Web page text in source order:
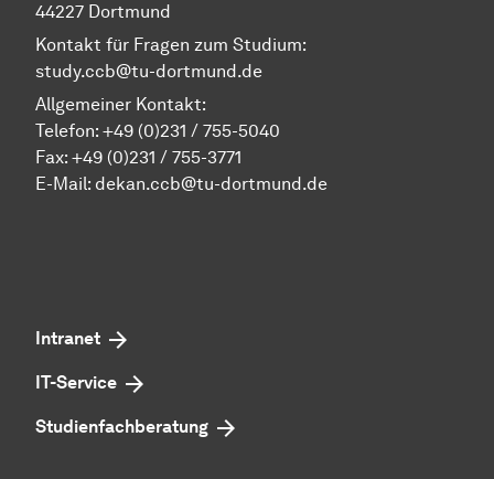
44227 Dortmund
Kontakt für Fragen zum Studium:
study.ccb@tu-dortmund.de
Allgemeiner Kontakt:
Telefon: +49 (0)231 / 755-5040
Fax: +49 (0)231 / 755-3771
E-Mail: dekan.ccb@tu-dortmund.de
Intranet
IT-Service
Studienfachberatung